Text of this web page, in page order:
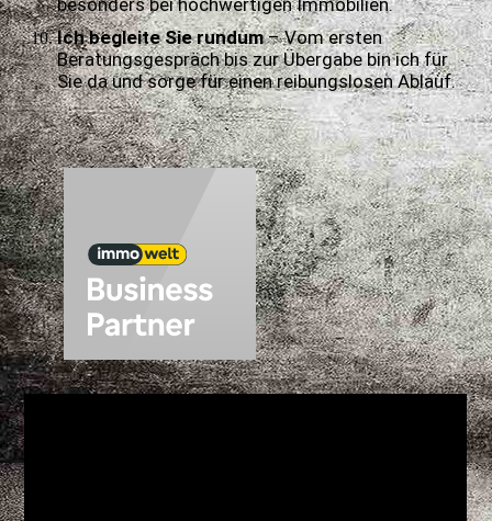
Ich begleite Sie rundum– Vom ersten
Beratungsgespräch bis zur Übergabe bin ich für
Sie da und sorge für einen reibungslosen Ablauf.